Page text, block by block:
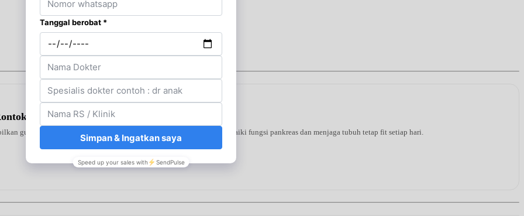
Sampo
gula darah tinggi. Diformulasikan khusus guna membantu memperbaiki fungsi pankreas dan menjaga tubuh tetap fit setiap hari.